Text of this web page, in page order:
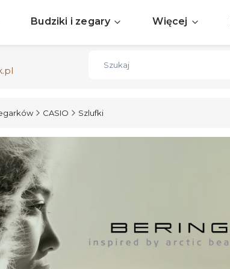
Budziki i zegary Więcej
CASIO Szlufki